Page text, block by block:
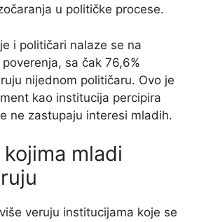
u političke procese.
i političari nalaze se na
sa čak 76,6%
nijednom političaru. Ovo je
kao institucija percipira
ne zastupaju interesi mladih.
mladi
veruju institucijama koje se